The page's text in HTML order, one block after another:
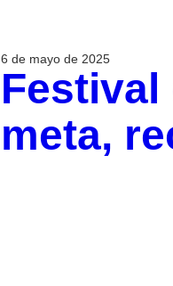
6 de mayo de 2025
Festival
meta,